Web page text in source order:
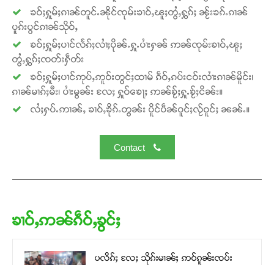
ၶဝ်ႈႁူမ်ႈၵၢၼ်တူင်ႉၼိုင်ၸုမ်းၶၢဝ်ႇၽူႈတွႆႇႁွၵ်ႈ ၼႂ်းၶၵ်ႉၵၢၼ်
ပူၵ်းပွင်ၵၢၼ်သိုဝ်ႇ
ၶဝ်ႈႁူမ်ႈပၢင်လႅၵ်ႈလၢႆႈပိုၼ်ႉႁူႉပၢႆးႁၼ် ဢၼ်ၸုမ်းၶၢဝ်ႇၽူႈ
တွႆႇႁွၵ်ႈၸတ်းႁဵတ်း
ၶဝ်ႈႁူမ်ႈပၢင်ဢုပ်ႇဢူဝ်းတွင်ႈထၢမ် ၵဵဝ်ႇၵပ်းငဝ်းလၢႆးၵၢၼ်မိူင်း၊
ၵၢၼ်မၢၵ်ႈမီး၊ ပၢႆးမွၼ်း လႄႈ ႁူဝ်ၶေႃႈ ဢၼ်ၶႂ်ႈႁူႉၶႂ်ႈငိၼ်း။
လႆႈႁပ်ႉဢၢၼ်ႇ ၶၢဝ်ႇၶိုၵ်ႉတွၼ်း ပိူင်ပဵၼ်ဝူင်ႈလႂ်ဝူင်ႈ ၼၼ်ႉ။
Contact
ၶၢဝ်ႇဢၼ်ၵဵဝ်ႇၶွင်ႈ
ပလိၵ်ႈ လႄႈ သိုၵ်းမၢၼ်ႈ ဢဝ်ၵူၼ်းၸပ်း